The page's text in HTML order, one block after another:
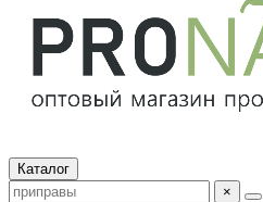
Каталог
×